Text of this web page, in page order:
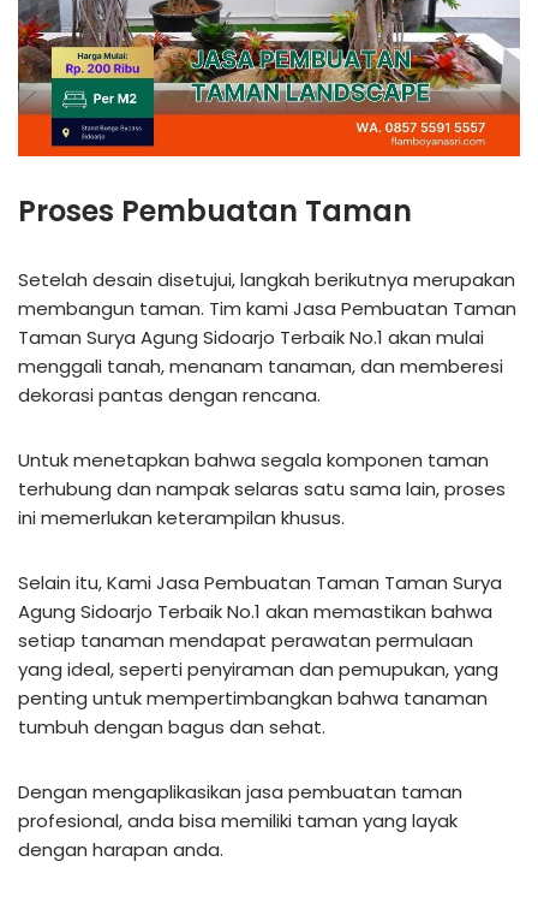
Proses Pembuatan Taman
Setelah desain disetujui, langkah berikutnya merupakan
membangun taman. Tim kami Jasa Pembuatan Taman
Taman Surya Agung Sidoarjo Terbaik No.1 akan mulai
menggali tanah, menanam tanaman, dan memberesi
dekorasi pantas dengan rencana.
Untuk menetapkan bahwa segala komponen taman
terhubung dan nampak selaras satu sama lain, proses
ini memerlukan keterampilan khusus.
Selain itu, Kami Jasa Pembuatan Taman Taman Surya
Agung Sidoarjo Terbaik No.1 akan memastikan bahwa
setiap tanaman mendapat perawatan permulaan
yang ideal, seperti penyiraman dan pemupukan, yang
penting untuk mempertimbangkan bahwa tanaman
tumbuh dengan bagus dan sehat.
Dengan mengaplikasikan jasa pembuatan taman
profesional, anda bisa memiliki taman yang layak
dengan harapan anda.